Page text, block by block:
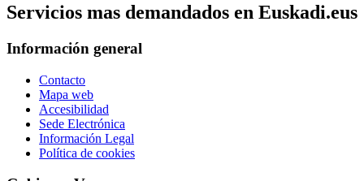
Servicios mas demandados en Euskadi.eus
Información general
Contacto
Mapa web
Accesibilidad
Sede Electrónica
Información Legal
Política de cookies